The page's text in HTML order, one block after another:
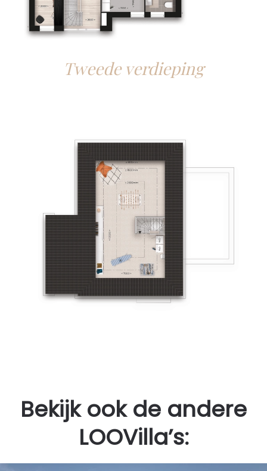
Tweede verdieping
Bekijk ook de andere
LOOVilla’s: